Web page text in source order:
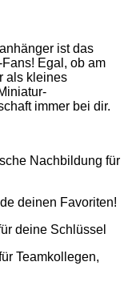
ist das
Egal, ob am
als kleines
immer bei dir.
Nachbildung für
deinen Favoriten!
deine Schlüssel
Teamkollegen,